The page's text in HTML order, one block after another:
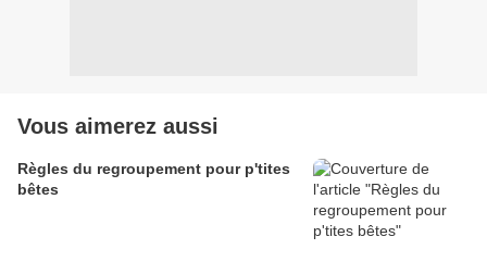
Vous aimerez aussi
Règles du regroupement pour p'tites
bêtes